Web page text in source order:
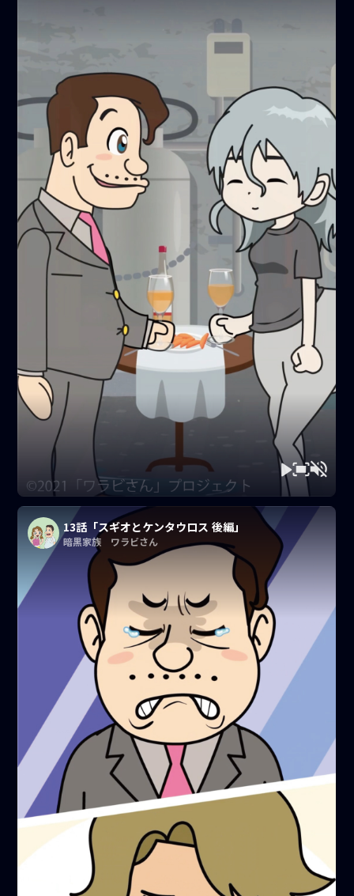
13話「スギオとケンタウロス 後編」
暗黒家族 ワラビさん